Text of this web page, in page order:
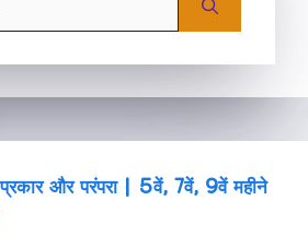
और परंपरा | 5वें, 7वें, 9वें महीने